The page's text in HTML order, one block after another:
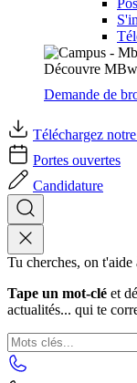
Découvre
Demande de
Téléchargez
Portes ouvertes
Candidature
Tu cherches, on t'aide
Tape un mot-clé et
actualités... qui te